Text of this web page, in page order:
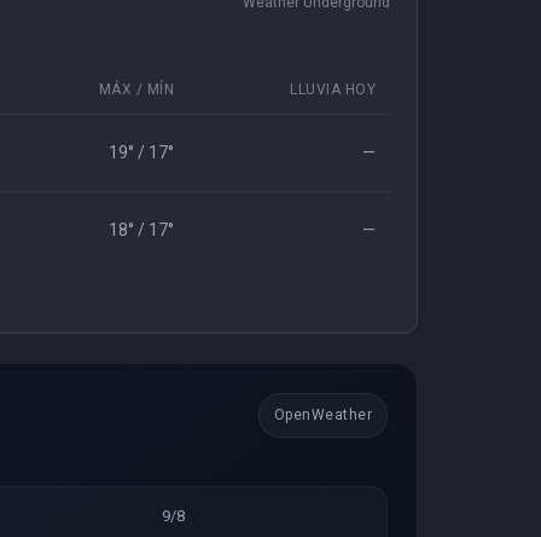
MÁX / MÍN LLUVIA HOY
19° / 17° —
18° / 17° —
OpenWeather
9/8